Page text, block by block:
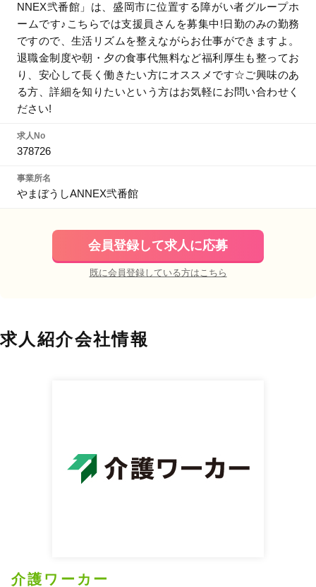
NNEX弐番館」は、盛岡市に位置する障がい者グループホ
ームです♪こちらでは支援員さんを募集中!日勤のみの勤務
ですので、生活リズムを整えながらお仕事ができますよ。
退職金制度や朝・夕の食事代無料など福利厚生も整ってお
り、安心して長く働きたい方にオススメです☆ご興味のあ
る方、詳細を知りたいという方はお気軽にお問い合わせく
ださい!
求人No
378726
事業所名
やまぼうしANNEX弐番館
会員登録して求人に応募
既に会員登録している方はこちら
求人紹介会社情報
介護ワーカー